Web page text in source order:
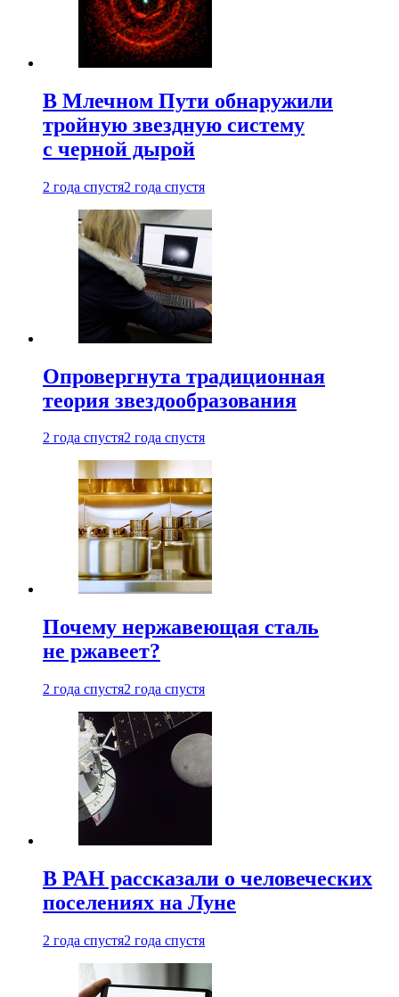
В Млечном Пути обнаружили
тройную звездную систему
с черной дырой
2 года спустя2 года спустя
Опровергнута традиционная
теория звездообразования
2 года спустя2 года спустя
Почему нержавеющая сталь
не ржавеет?
2 года спустя2 года спустя
В РАН рассказали о человеческих
поселениях на Луне
2 года спустя2 года спустя